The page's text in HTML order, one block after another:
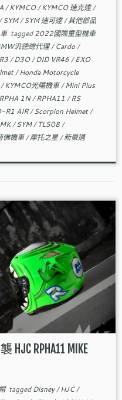
/KYMCO/KYMCO 速克達/
SYM/SYM 速可達/其他部品
tagged2022國際重型機車
汎德總代理/Cardo/
/D3O/DID VR46/EXO
/Honda Motorcycle
/KYMCO光陽機車/Mini Plus
RPHA 1N/RPHA11 /RS
R1 AIR/Scorpion Helmet/
/SYM/TL508/
佛機車/摩托之星/新豪邁
RPHA11 MIKE
taggedDisney/HJC/